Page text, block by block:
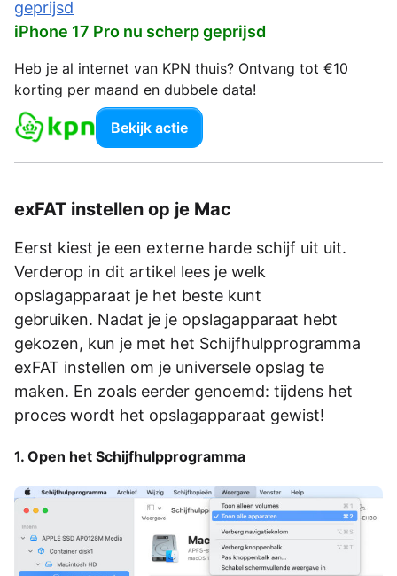
iPhone 17 Pro nu scherp geprijsd
Heb je al internet van KPN thuis? Ontvang tot €10
korting per maand en dubbele data!
Bekijk actie
exFAT instellen op je Mac
Eerst kiest je een externe harde schijf uit uit.
Verderop in dit artikel lees je welk
opslagapparaat je het beste kunt
gebruiken. Nadat je je opslagapparaat hebt
gekozen, kun je met het Schijfhulpprogramma
exFAT instellen om je universele opslag te
maken. En zoals eerder genoemd: tijdens het
proces wordt het opslagapparaat gewist!
1. Open het Schijfhulpprogramma